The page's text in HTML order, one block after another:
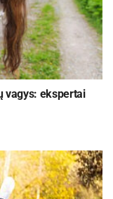
vagys: ekspertai